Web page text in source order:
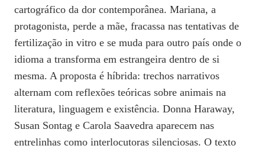
cartográfico da dor contemporânea. Mariana, a
protagonista, perde a mãe, fracassa nas tentativas de
fertilização in vitro e se muda para outro país onde o
idioma a transforma em estrangeira dentro de si
mesma. A proposta é híbrida: trechos narrativos
alternam com reflexões teóricas sobre animais na
literatura, linguagem e existência. Donna Haraway,
Susan Sontag e Carola Saavedra aparecem nas
entrelinhas como interlocutoras silenciosas. O texto